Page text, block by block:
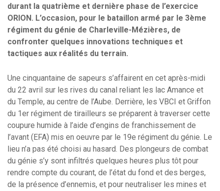
durant la quatrième et dernière phase de l’exercice
ORION. L’occasion, pour le bataillon armé par le 3ème
régiment du génie de Charleville-Mézières, de
confronter quelques innovations techniques et
tactiques aux réalités du terrain.
Une cinquantaine de sapeurs s’affairent en cet après-midi
du 22 avril sur les rives du canal reliant les lac Amance et
du Temple, au centre de l’Aube. Derrière, les VBCI et Griffon
du 1er régiment de tirailleurs se préparent à traverser cette
coupure humide à l’aide d’engins de franchissement de
l’avant (EFA) mis en oeuvre par le 19e régiment du génie. Le
lieu n’a pas été choisi au hasard. Des plongeurs de combat
du génie s’y sont infiltrés quelques heures plus tôt pour
rendre compte du courant, de l’état du fond et des berges,
de la présence d’ennemis, et pour neutraliser les mines et